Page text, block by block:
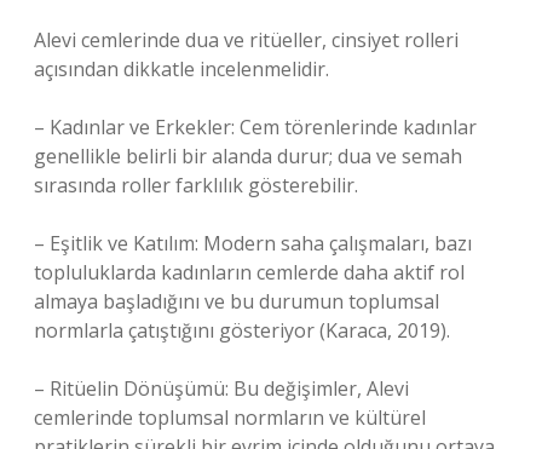
Alevi cemlerinde dua ve ritüeller, cinsiyet rolleri
açısından dikkatle incelenmelidir.
– Kadınlar ve Erkekler: Cem törenlerinde kadınlar
genellikle belirli bir alanda durur; dua ve semah
sırasında roller farklılık gösterebilir.
– Eşitlik ve Katılım: Modern saha çalışmaları, bazı
topluluklarda kadınların cemlerde daha aktif rol
almaya başladığını ve bu durumun toplumsal
normlarla çatıştığını gösteriyor (Karaca, 2019).
– Ritüelin Dönüşümü: Bu değişimler, Alevi
cemlerinde toplumsal normların ve kültürel